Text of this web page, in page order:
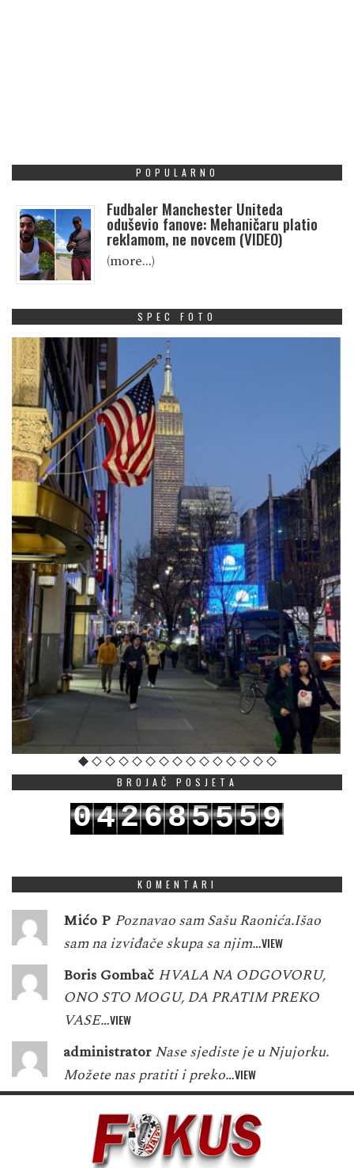
POPULARNO
Fudbaler Manchester Uniteda
oduševio fanove: Mehaničaru platio
reklamom, ne novcem (VIDEO)
(more…)
SPEC FOTO
BROJAČ POSJETA
042685559
KOMENTARI
Mićo P Poznavao sam Sašu Raonića.Išao
sam na izviđače skupa sa njim…VIEW
Boris Gombač HVALA NA ODGOVORU,
ONO STO MOGU, DA PRATIM PREKO
VASE…VIEW
administrator Nase sjediste je u Njujorku.
Možete nas pratiti i preko…VIEW